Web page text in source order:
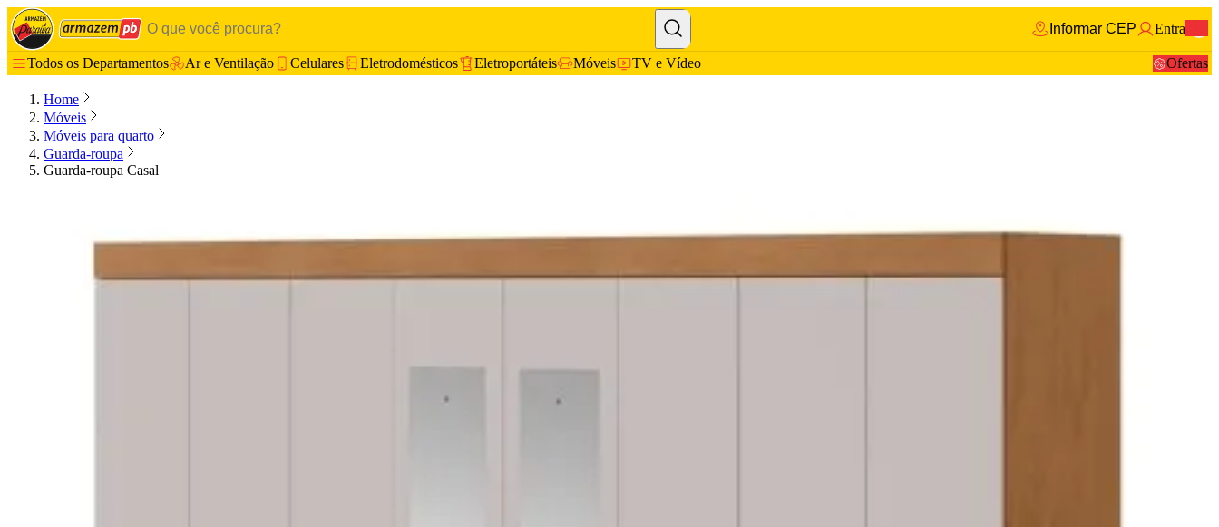
Informar CEP Entrar
Todos os Departamentos Ar e Ventilação Celulares Eletrodomésticos Eletroportáteis Móveis TV e Vídeo Ofertas
Home
Móveis
Móveis para quarto
Guarda-roupa
Guarda-roupa Casal